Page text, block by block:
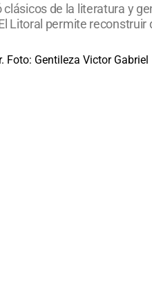
de la literatura y
Litoral permite
Foto: Gentileza Victor